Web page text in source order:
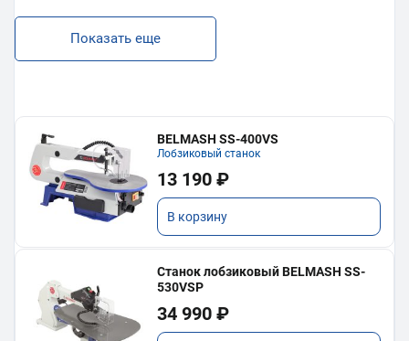
Показать еще
BELMASH SS-400VS
Лобзиковый станок
13 190 ₽
В корзину
Станок лобзиковый BELMASH SS-
530VSP
34 990 ₽